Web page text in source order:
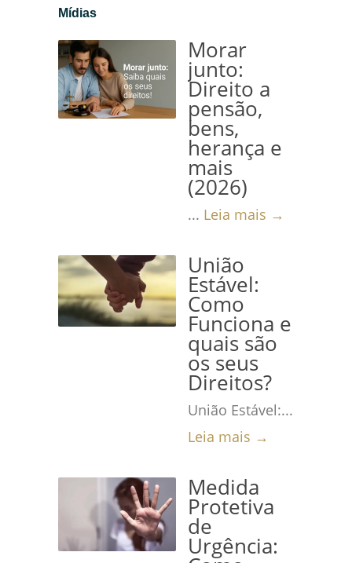
Mídias
Morar
junto:
Direito a
pensão,
bens,
herança e
mais
(2026)
... Leia mais →
União
Estável:
Como
Funciona e
quais são
os seus
Direitos?
União Estável:...
Leia mais →
Medida
Protetiva
de
Urgência: